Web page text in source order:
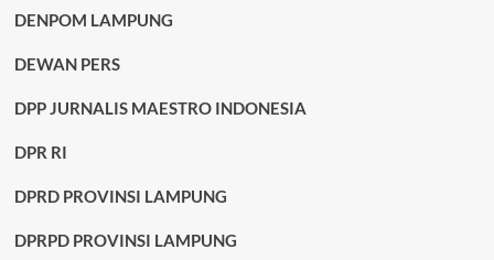
DENPOM LAMPUNG
DEWAN PERS
DPP JURNALIS MAESTRO INDONESIA
DPR RI
DPRD PROVINSI LAMPUNG
DPRPD PROVINSI LAMPUNG